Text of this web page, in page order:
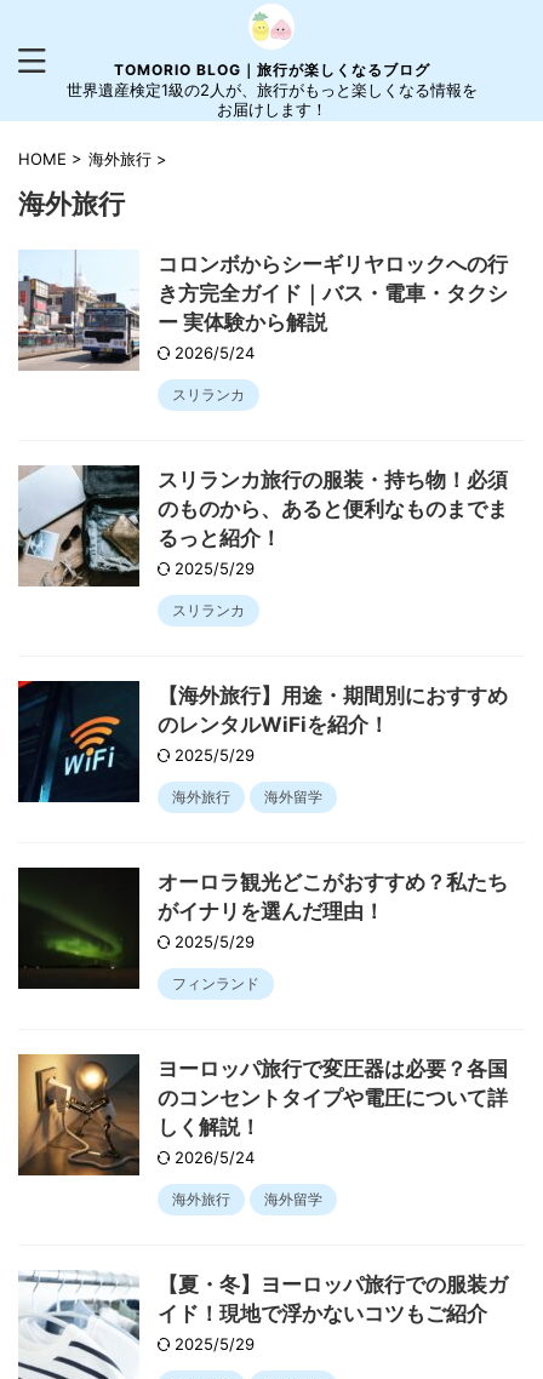
TOMORIO BLOG｜旅行が楽しくなるブログ
世界遺産検定1級の2人が、旅行がもっと楽しくなる情報を
お届けします！
HOME > 海外旅行 >
海外旅行
コロンボからシーギリヤロックへの行
き方完全ガイド｜バス・電車・タクシ
ー 実体験から解説
2026/5/24
スリランカ
スリランカ旅行の服装・持ち物！必須
のものから、あると便利なものまでま
るっと紹介！
2025/5/29
スリランカ
【海外旅行】用途・期間別におすすめ
のレンタルWiFiを紹介！
2025/5/29
海外旅行 海外留学
オーロラ観光どこがおすすめ？私たち
がイナリを選んだ理由！
2025/5/29
フィンランド
ヨーロッパ旅行で変圧器は必要？各国
のコンセントタイプや電圧について詳
しく解説！
2026/5/24
海外旅行 海外留学
【夏・冬】ヨーロッパ旅行での服装ガ
イド！現地で浮かないコツもご紹介
2025/5/29